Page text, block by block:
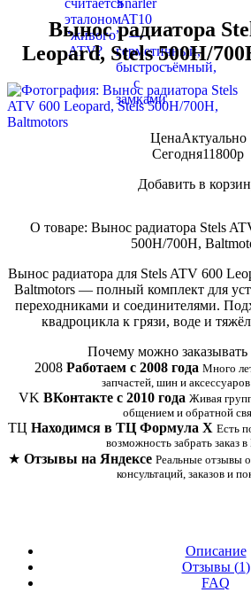
Вынос радиатора
Leopard, Stels 500H/
ЦенаАктуально
Сегодня11800p
Добавить в
О товаре: Вынос радиатора Stels
500H/700H,
Вынос радиатора для Stels ATV 600
Baltmotors — полный комплект для
переходниками и соединителями.
квадроцикла к грязи, воде и
Почему можно заказывать
2008 Работаем с 2008 года Много
запчастей, шин и
VK ВКонтакте с 2010 года Живая
общением и обратной
ТЦ Находимся в ТЦ Формула Х Есть
возможность забрать заказ
★ Отзывы на Яндексе Реальные отзывы
консультаций, заказов и
Описание
Отзывы (1)
FAQ